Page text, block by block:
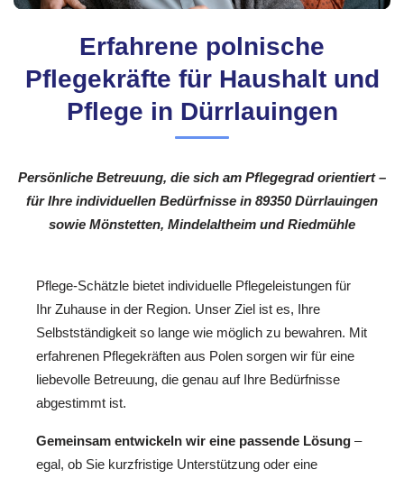
Erfahrene polnische
Pflegekräfte für Haushalt und
Pflege in Dürrlauingen
Persönliche Betreuung, die sich am Pflegegrad orientiert –
für Ihre individuellen Bedürfnisse in 89350 Dürrlauingen
sowie Mönstetten, Mindelaltheim und Riedmühle
Pflege-Schätzle bietet individuelle Pflegeleistungen für
Ihr Zuhause in der Region. Unser Ziel ist es, Ihre
Selbstständigkeit so lange wie möglich zu bewahren. Mit
erfahrenen Pflegekräften aus Polen sorgen wir für eine
liebevolle Betreuung, die genau auf Ihre Bedürfnisse
abgestimmt ist.
Gemeinsam entwickeln wir eine passende Lösung –
egal, ob Sie kurzfristige Unterstützung oder eine